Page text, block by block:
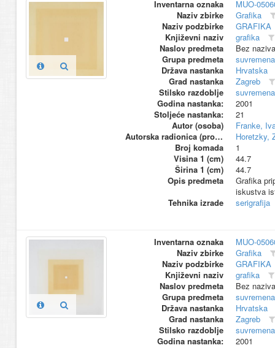
Inventarna oznaka
MUO-
Naziv zbirke
Grafika
Naziv podzbirke
GRAFIKA
Književni naziv
grafika
Naslov predmeta
Bez naziva
Grupa predmeta
suvremena
Država nastanka
Hrvatska
Grad nastanka
Zagreb
Stilsko razdoblje
suvremena
Godina nastanka:
2001
Stoljeće nastanka:
21
Autor (osoba)
Franke,
Autorska radionica (proizvođač)
Horetzky,
Broj komada
1
Visina 1 (cm)
44.7
Širina 1 (cm)
44.7
Opis predmeta
Grafika
iskustva
Tehnika izrade
serigrafija
Inventarna oznaka
MUO-
Naziv zbirke
Grafika
Naziv podzbirke
GRAFIKA
Književni naziv
grafika
Naslov predmeta
Bez naziva
Grupa predmeta
suvremena
Država nastanka
Hrvatska
Grad nastanka
Zagreb
Stilsko razdoblje
suvremena
Godina nastanka:
2001